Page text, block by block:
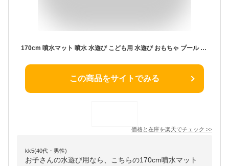
170cm 噴水マット 噴水 水遊び こども用 水遊び おもちゃ プール 噴水 噴水プール プレイマット 子供 噴水おもちゃ プール 子供用 幼児用 キッズ 水遊び 親子遊び プールマット アウトドア噴水池 家族用 芝生遊び 庭の中に遊び
この商品をサイトでみる
価格と在庫を楽天でチェック >>
kk5(40代・男性)
お子さんの水遊び用なら、こちらの170cm噴水マット